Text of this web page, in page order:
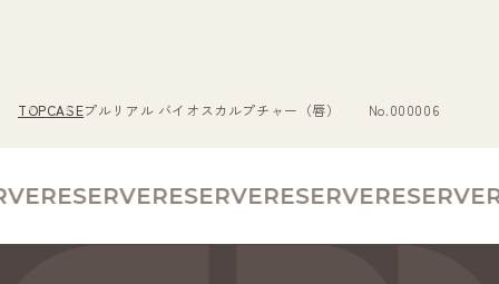
TOPCASEプルリアル バイオスカルプチャー（唇） No.000006
RESERVERESERVERESERVERESERVE